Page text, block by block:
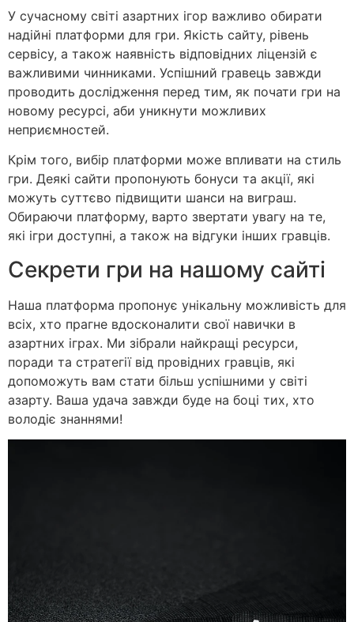
У сучасному світі азартних ігор важливо обирати
надійні платформи для гри. Якість сайту, рівень
сервісу, а також наявність відповідних ліцензій є
важливими чинниками. Успішний гравець завжди
проводить дослідження перед тим, як почати гри на
новому ресурсі, аби уникнути можливих
неприємностей.
Крім того, вибір платформи може впливати на стиль
гри. Деякі сайти пропонують бонуси та акції, які
можуть суттєво підвищити шанси на виграш.
Обираючи платформу, варто звертати увагу на те,
які ігри доступні, а також на відгуки інших гравців.
Секрети гри на нашому сайті
Наша платформа пропонує унікальну можливість для
всіх, хто прагне вдосконалити свої навички в
азартних іграх. Ми зібрали найкращі ресурси,
поради та стратегії від провідних гравців, які
допоможуть вам стати більш успішними у світі
азарту. Ваша удача завжди буде на боці тих, хто
володіє знаннями!